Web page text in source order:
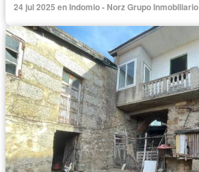
24 jul 2025 en Indomio - Norz Grupo Inmobiliario